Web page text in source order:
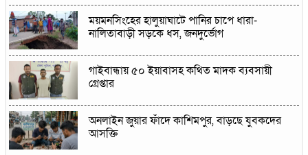
ময়মনসিংহের হালুয়াঘাটে পানির চাপে ধারা-
নালিতাবাড়ী সড়কে ধস, জনদুর্ভোগ
গাইবান্ধায় ৫০ ইয়াবাসহ কথিত মাদক ব্যবসায়ী
গ্রেপ্তার
অনলাইন জুয়ার ফাঁদে কাশিমপুর, বাড়ছে যুবকদের
আসক্তি